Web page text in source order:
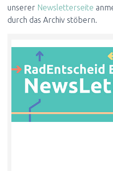
unserer Newsletterseite
durch das Archiv stöbern.